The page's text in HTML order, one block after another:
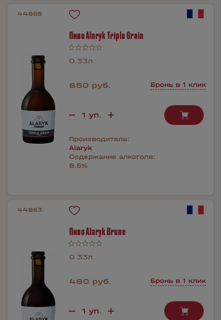
44865
Пиво Alaryk Triple Grain
0.33л
850 руб. Бронь в 1 клик
Производитель:
Alaryk
Содержание алкоголя:
8.5%
44863
Пиво Alaryk Brune
0.33л
480 руб. Бронь в 1 клик